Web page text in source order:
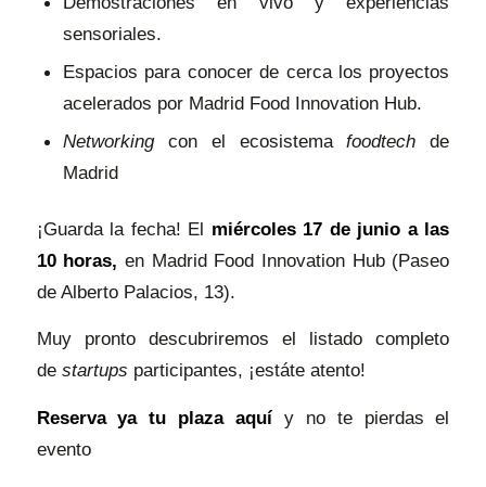
sensoriales.
Espacios para conocer de cerca los proyectos
acelerados por Madrid Food Innovation Hub.
Networkingcon el ecosistemafoodtech de
Madrid
¡Guarda la fecha! El miércoles 17 de junio a las
10 horas, en Madrid Food Innovation Hub (Paseo
de Alberto Palacios, 13).
Muy pronto descubriremos el listado completo
de startups participantes, ¡estáte atento!
Reserva ya tu plaza aquí y no te pierdas el
evento